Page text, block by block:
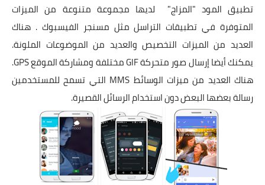
تطبيق المود "المزاج" لديها مجموعة متنوعة من الميزات
المتوفرة في تطبيقات التراسل مثل مسنجر الفيسبوك . هناك
العديد من الميزات التخصيص والعديد من الموضوعات الملونة.
يمكنك أيضا إرسال صور متحركة GIF مختلفة ومشاركة الموقع GPS.
هناك العديد من ميزات الوسائط MMS التي تسمح للمستخدمين
رسالة بعضها البعض دون استخدام الرسائل القصيرة.